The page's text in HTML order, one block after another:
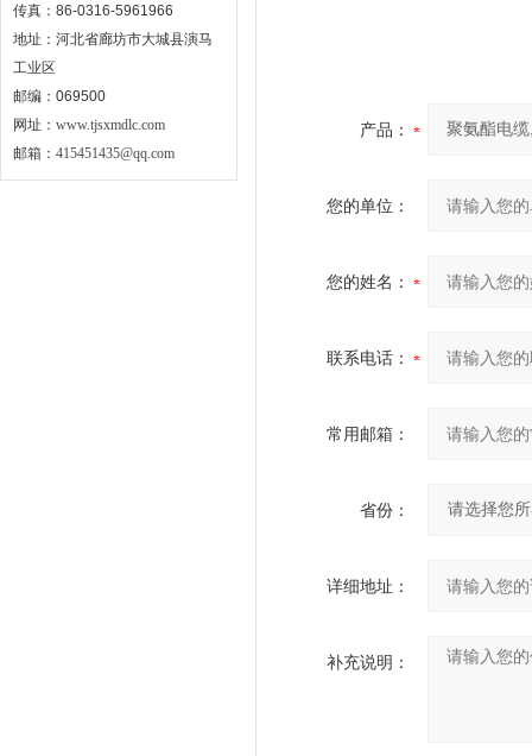
传真：86-0316-5961966
地址：河北省廊坊市大城县演马
工业区
邮编：069500
网址： www.tjsxmdlc.com
邮箱： 415451435@qq.com
产品：
您的单位：
您的姓名：
联系电话：
常用邮箱：
省份：
详细地址：
补充说明：